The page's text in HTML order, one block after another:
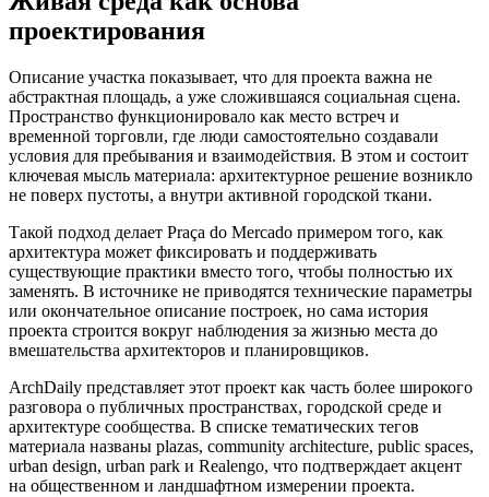
проектирования
Описание участка показывает, что для проекта важна не
абстрактная площадь, а уже сложившаяся социальная сцена.
Пространство функционировало как место встреч и
временной торговли, где люди самостоятельно создавали
условия для пребывания и взаимодействия. В этом и состоит
ключевая мысль материала: архитектурное решение возникло
не поверх пустоты, а внутри активной городской ткани.
Такой подход делает Praça do Mercado примером того, как
архитектура может фиксировать и поддерживать
существующие практики вместо того, чтобы полностью их
заменять. В источнике не приводятся технические параметры
или окончательное описание построек, но сама история
проекта строится вокруг наблюдения за жизнью места до
вмешательства архитекторов и планировщиков.
ArchDaily представляет этот проект как часть более широкого
разговора о публичных пространствах, городской среде и
архитектуре сообщества. В списке тематических тегов
материала названы plazas, community architecture, public spaces,
urban design, urban park и Realengo, что подтверждает акцент
на общественном и ландшафтном измерении проекта.